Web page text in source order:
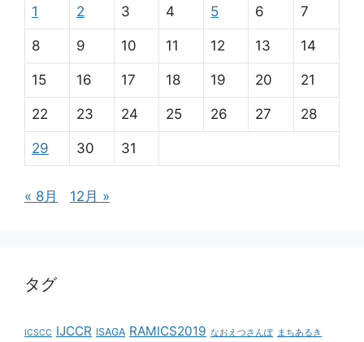
1 2 3 4 5 6 7
8 9 10 11 12 13 14
15 16 17 18 19 20 21
22 23 24 25 26 27 28
29 30 31
« 8月 12月 »
タグ
ICSCC IJCCR ISAGA RAMICS2019 なおえつさんぽ まちあるき